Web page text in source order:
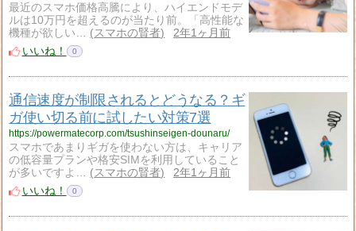
最近のスマホ価格高騰により、ハイエンドモデ
ルは10万円を超えるのが当たり前。「高性能な
機種が欲しい…
スマホの賢者
2年1ヶ月前
いいね！
0
通信速度が制限されるとどうなる？ギ
ガ使い切る前に試したい対策7選
https://powermatecorp.com/tsushinseigen-dounaru/
スマホであまりギガを使わない方は、キャリア
の低容量プランや格安SIMを利用していること
が多いですよ…
スマホの賢者
2年1ヶ月前
いいね！
0